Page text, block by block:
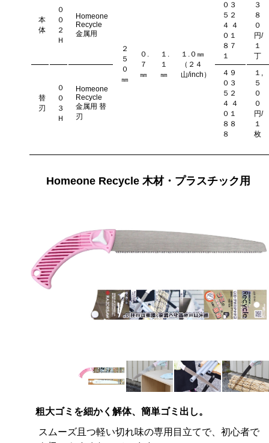
本
体
０
０
２
Ｈ
Homeone
Recycle
金属用
２
５
０
㎜
０.
７
㎜
１.
１
㎜
１.０㎜
（２４
山/inch）
０３
５２
４ ４
０１
８７
１
３
８
０
円/
１
丁
替
刃
０
０
３
Ｈ
Homeone
Recycle
金属用 替
刃
４９
０３
５２
４ ４
０１
８８
８
１,
５
０
０
円/
１
枚
Homeone Recycle 木材・プラスチック用
粗大ゴミを細かく解体、簡単ゴミ出し。
スムーズ且つ軽い切れ味の専用目立てで、初心者で